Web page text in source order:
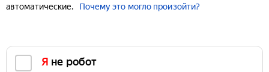
автоматические.
Почему это могло произойти?
Я не робот